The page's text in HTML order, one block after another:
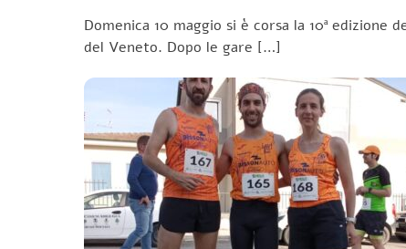
Domenica 10 maggio si è corsa la 10ª
del Veneto. Dopo le gare […]